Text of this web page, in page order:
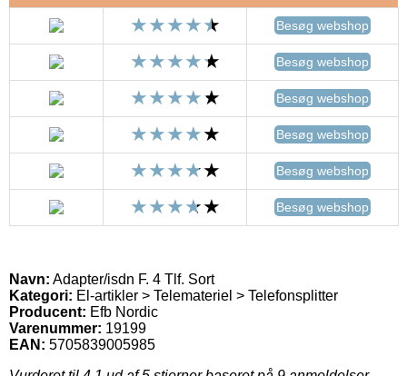
Besøg webshop
Besøg webshop
Besøg webshop
Besøg webshop
Besøg webshop
Besøg webshop
Navn: Adapter/isdn F. 4 Tlf. Sort
Kategori: El-artikler > Telemateriel > Telefonsplitter
Producent: Efb Nordic
Varenummer: 19199
EAN: 5705839005985